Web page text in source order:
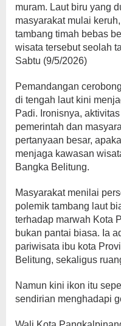
muram. Laut biru yang
masyarakat mulai
tambang timah bebas
wisata tersebut seolah
Sabtu (9/5/2026)
Pemandangan
di tengah laut kini
Padi. Ironisnya,
pemerintah dan
pertanyaan besar,
menjaga kawasan
Bangka Belitung.
Masyarakat menilai
polemik tambang laut
terhadap marwah Kota
bukan pantai biasa. Ia
pariwisata ibu kota
Belitung, sekaligus
Namun kini ikon itu
sendirian menghadapi